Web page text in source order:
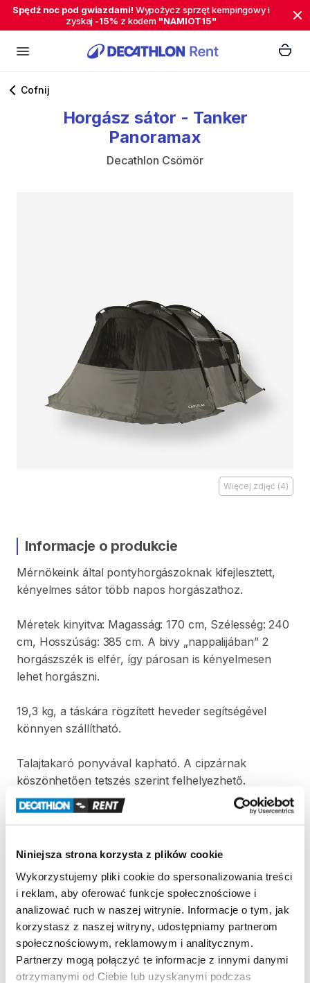
Niniejsza strona korzysta z plików cookie
Wykorzystujemy pliki cookie do spersonalizowania treści
i reklam, aby oferować funkcje społecznościowe i
analizować ruch w naszej witrynie. Informacje o tym, jak
korzystasz z naszej witryny, udostępniamy partnerom
społecznościowym, reklamowym i analitycznym.
Partnerzy mogą połączyć te informacje z innymi danymi
otrzymanymi od Ciebie lub uzyskanymi podczas
Spędź noc pod gwiazdami! Wypożycz sprzęt kempingowy i
zyskaj -15% z kodem "NAMIOT15"
Cofnij
Horgász sátor - Tanker
Panoramax
Decathlon Csömör
Więcej zdjęć (4)
Informacje o produkcie
Mérnökeink által pontyhorgászoknak kifejlesztett​,​
kényelmes sátor több napos horgászathoz.
Méretek kinyitva: Magasság: 170 cm​,​ Szélesség: 240
cm​,​ Hosszúság: 385 cm. A bivy „nappalijában” 2
horgászszék is elfér​,​ így párosan is kényelmesen
lehet horgászni.
19​,​3 kg​,​ a táskára rögzített heveder segítségével
könnyen szállítható.
Talajtakaró ponyvával kapható. A cipzárnak
köszönhetően tetszés szerint felhelyezhető.
8​,​3 m²-es alapterület:
felállítható
Foncsorozatlan ablakok: kilát a horgász
Strona produktu w sklepie